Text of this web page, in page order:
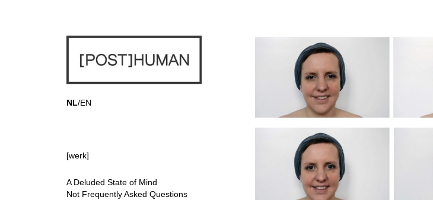
NL/EN
[werk]
A Deluded State of Mind
Not Frequently Asked Questions